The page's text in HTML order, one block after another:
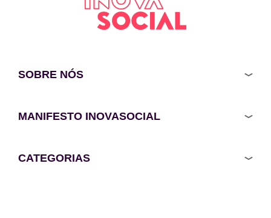
SOBRE NÓS
MANIFESTO INOVASOCIAL
CATEGORIAS